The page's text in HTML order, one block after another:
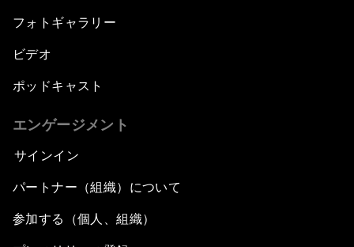
フォトギャラリー
ビデオ
ポッドキャスト
エンゲージメント
サインイン
パートナー（組織）について
参加する（個人、組織）